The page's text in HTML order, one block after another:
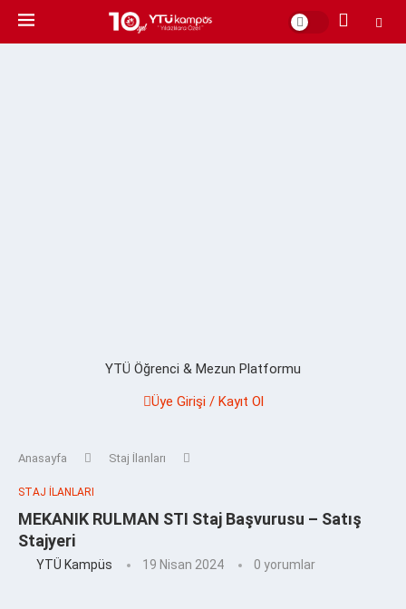
YTÜ Öğrenci & Mezun Platformu
Üye Girişi / Kayıt Ol
Anasayfa Staj İlanları
STAJ İLANLARI
MEKANIK RULMAN STI Staj Başvurusu – Satış
Stajyeri
YTÜ Kampüs 19 Nisan 2024 0 yorumlar